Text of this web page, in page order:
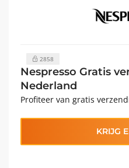
2858
Nespresso Gratis
Nederland
Profiteer van gratis
KRIJG